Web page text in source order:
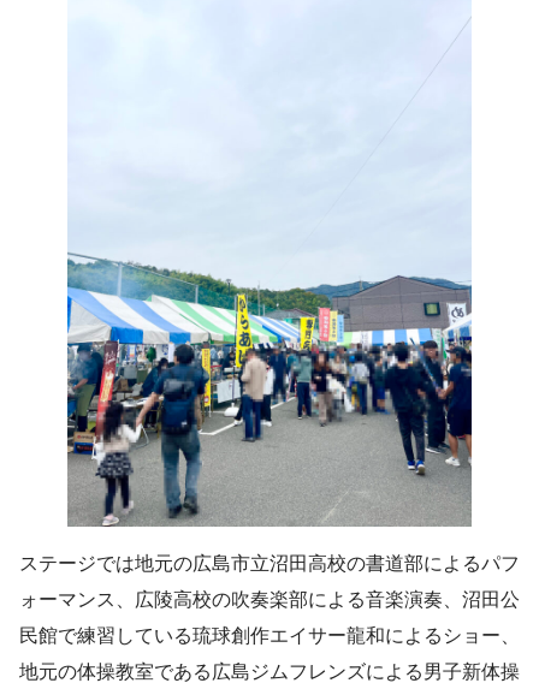
ステージでは地元の広島市立沼田高校の書道部によるパフ
ォーマンス、広陵高校の吹奏楽部による音楽演奏、沼田公
民館で練習している琉球創作エイサー龍和によるショー、
地元の体操教室である広島ジムフレンズによる男子新体操